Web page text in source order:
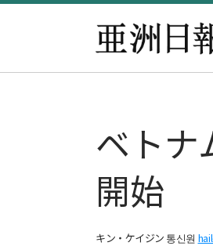
ベトナ
開始
キン・ケイジン 통신원